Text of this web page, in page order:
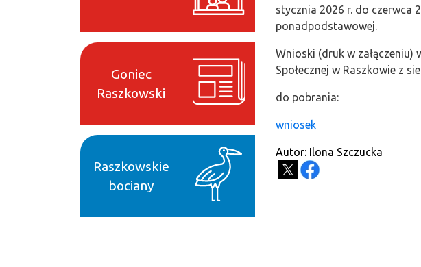
Goniec
Raszkowski
Raszkowskie
bociany
stycznia 2026 r. do czerwca
ponadpodstawowej.
Wnioski (druk w
Społecznej w Raszkowie z
do pobrania:
wniosek
Autor: Ilona Szczucka